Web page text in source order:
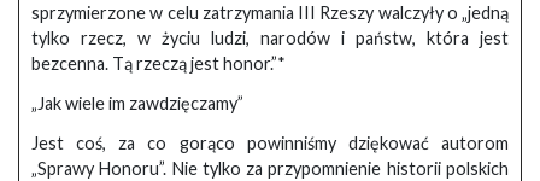
sprzymierzone w celu zatrzymania III Rzeszy walczyły o „jedną
tylko rzecz, w życiu ludzi, narodów i państw, która jest
bezcenna. Tą rzeczą jest honor.”*
„Jak wiele im zawdzięczamy”
Jest coś, za co gorąco powinniśmy dziękować autorom
„Sprawy Honoru”. Nie tylko za przypomnienie historii polskich